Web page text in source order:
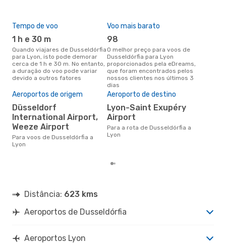
Tempo de voo
1 h e 30 m
Quando viajares de Dusseldórfia
para Lyon, isto pode demorar
cerca de 1 h e 30 m. No entanto,
a duração do voo pode variar
devido a outros fatores
Voo mais barato
98
O melhor preço para voos de
Dusseldórfia para Lyon
proporcionados pela eDreams,
que foram encontrados pelos
nossos clientes nos últimos 3
dias
Aeroportos de origem
Düsseldorf
International Airport,
Weeze Airport
Para voos de Dusseldórfia a
Lyon
Aeroporto de destino
Lyon-Saint Exupéry
Airport
Para a rota de Dusseldórfia a
Lyon
Distância: 623 kms
Aeroportos de Dusseldórfia
Aeroportos Lyon